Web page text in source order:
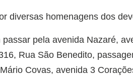
diversas homenagens dos
pela avenida Nazaré,
Rua São Benedito,
Covas, avenida 3